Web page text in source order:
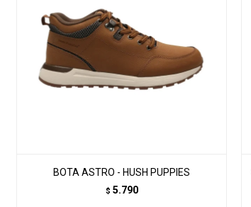
BOTA ASTRO - HUSH PUPPIES
$ 5.790